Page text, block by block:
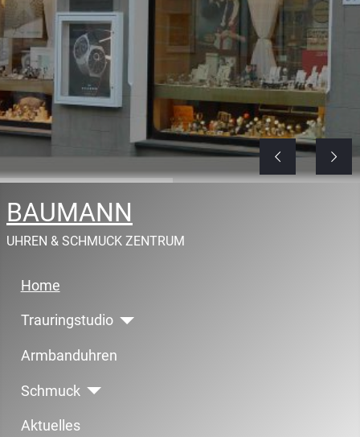
BAUMANN
UHREN & SCHMUCK ZENTRUM
Home
Trauringstudio
Armbanduhren
Schmuck
Aktuelles